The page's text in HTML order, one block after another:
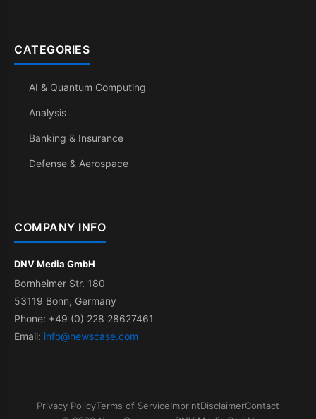
CATEGORIES
AI & Quantum Computing
Analysis
Banking & Insurance
Defense & Aerospace
COMPANY INFO
DNV Media GmbH
Bornheimer Str. 180
53119 Bonn, Germany
Phone: +49 (0) 228 28627461
Email: info@newscase.com
Privacy PolicyTerms of ServiceImprintDisclaimerContact